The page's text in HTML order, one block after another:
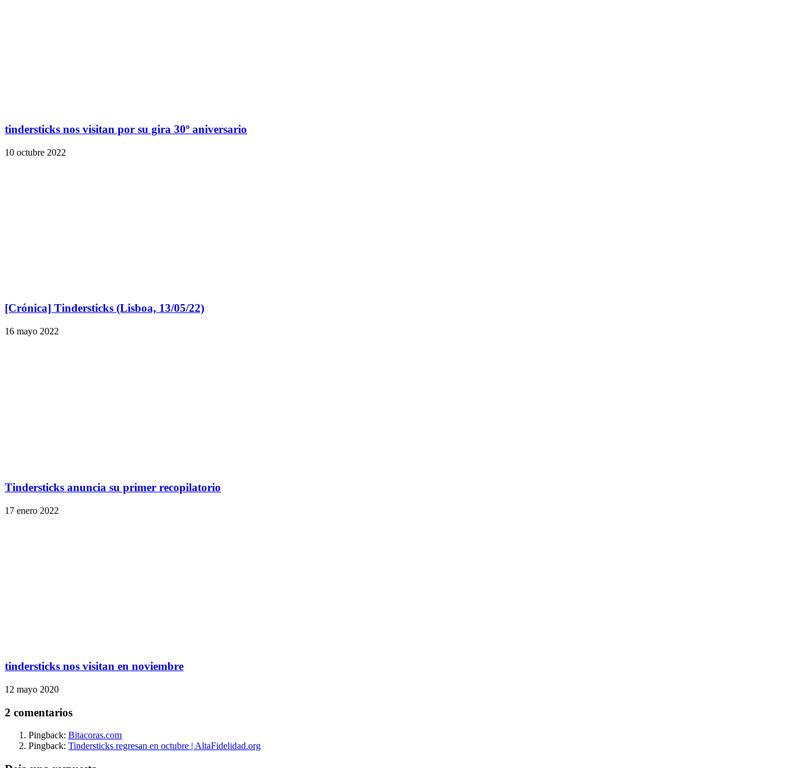
tindersticks nos visitan por su gira 30º aniversario
10 octubre 2022
[Crónica] Tindersticks (Lisboa, 13/05/22)
16 mayo 2022
Tindersticks anuncia su primer recopilatorio
17 enero 2022
tindersticks nos visitan en noviembre
12 mayo 2020
2 comentarios
Pingback: Bitacoras.com
Pingback: Tindersticks regresan en octubre | AltaFidelidad.org